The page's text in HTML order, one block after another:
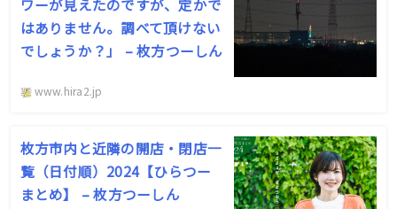
ワーが見えたのですが、定かで
はありません。調べて頂けない
でしょうか？」 – 枚方つーしん
www.hira2.jp
枚方市内と近隣の開店・閉店一
覧（日付順）2024【ひらつー
まとめ】 – 枚方つーしん